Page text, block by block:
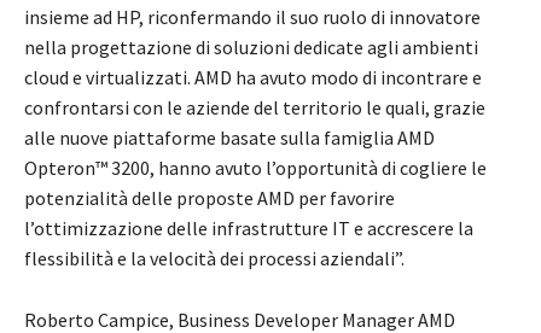
insieme ad HP, riconfermando il suo ruolo di innovatore
nella progettazione di soluzioni dedicate agli ambienti
cloud e virtualizzati. AMD ha avuto modo di incontrare e
confrontarsi con le aziende del territorio le quali, grazie
alle nuove piattaforme basate sulla famiglia AMD
Opteron™ 3200, hanno avuto l’opportunità di cogliere le
potenzialità delle proposte AMD per favorire
l’ottimizzazione delle infrastrutture IT e accrescere la
flessibilità e la velocità dei processi aziendali”.
Roberto Campice, Business Developer Manager AMD